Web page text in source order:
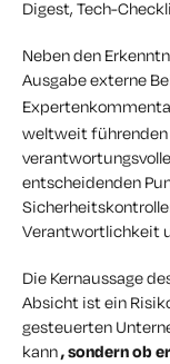
Neben den
Ausgabe externe
weltweit führenden
entscheidenden
Verantwortlichkeit
Die Kernaussage
Absicht ist ein
gesteuerten
kann, sondern ob